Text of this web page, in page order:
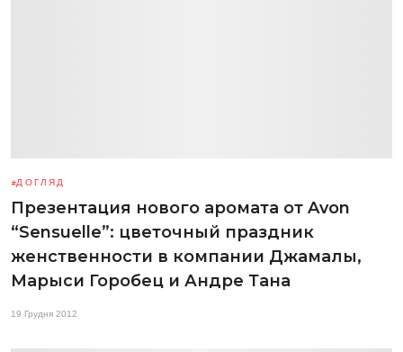
ДОГЛЯД
Презентация нового аромата от Avon
“Sensuelle”: цветочный праздник
женственности в компании Джамалы,
Марыси Горобец и Андре Тана
19 Грудня 2012